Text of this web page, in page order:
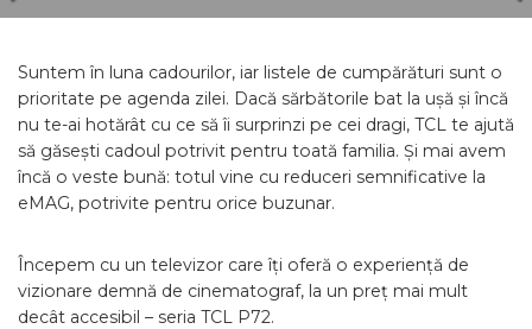
Suntem în luna cadourilor, iar listele de cumpărături sunt o
prioritate pe agenda zilei. Dacă sărbătorile bat la ușă și încă
nu te-ai hotărât cu ce să îi surprinzi pe cei dragi, TCL te ajută
să găsești cadoul potrivit pentru toată familia. Și mai avem
încă o veste bună: totul vine cu reduceri semnificative la
eMAG, potrivite pentru orice buzunar.
Începem cu un televizor care îți oferă o experiență de
vizionare demnă de cinematograf, la un preț mai mult
decât accesibil – seria TCL P72.